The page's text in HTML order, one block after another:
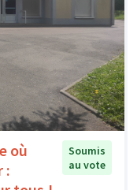
où
:
Soumis
au vote